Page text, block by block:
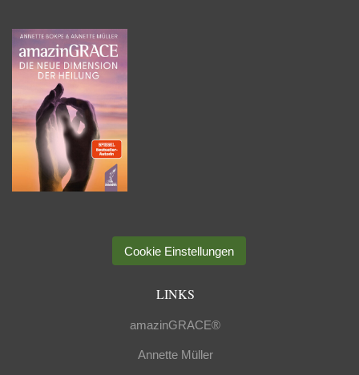
Cookie Einstellungen
LINKS
amazinGRACE®
Annette Müller